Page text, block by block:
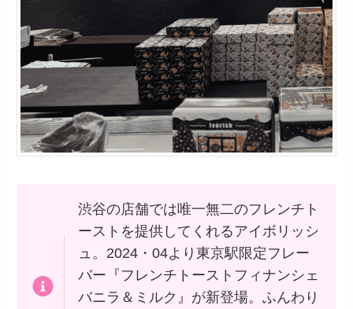
渋谷の店舗では唯一無二のフレンチト
ーストを提供してくれるアイボリッシ
ュ。2024・04より東京駅限定フレー
バー『フレンチトーストフィナンシェ
バニラ＆ミルク』が新登場。ふんわり